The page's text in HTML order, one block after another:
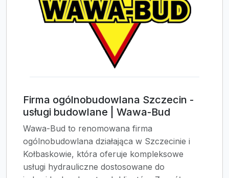
Firma ogólnobudowlana Szczecin -
usługi budowlane | Wawa-Bud
Wawa-Bud to renomowana firma
ogólnobudowlana działająca w Szczecinie i
Kołbaskowie, która oferuje kompleksowe
usługi hydrauliczne dostosowane do